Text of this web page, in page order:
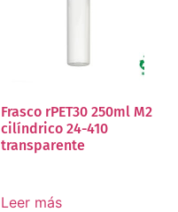
Frasco rPET30 250ml M2
cilíndrico 24-410
transparente
Leer más